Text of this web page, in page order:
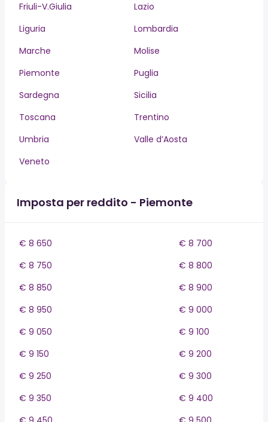
Friuli-V.Giulia
Lazio
Liguria
Lombardia
Marche
Molise
Piemonte
Puglia
Sardegna
Sicilia
Toscana
Trentino
Umbria
Valle d’Aosta
Veneto
Imposta per reddito - Piemonte
€ 8 650
€ 8 700
€ 8 750
€ 8 800
€ 8 850
€ 8 900
€ 8 950
€ 9 000
€ 9 050
€ 9 100
€ 9 150
€ 9 200
€ 9 250
€ 9 300
€ 9 350
€ 9 400